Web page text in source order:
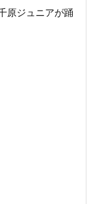
原ジュニアが踊